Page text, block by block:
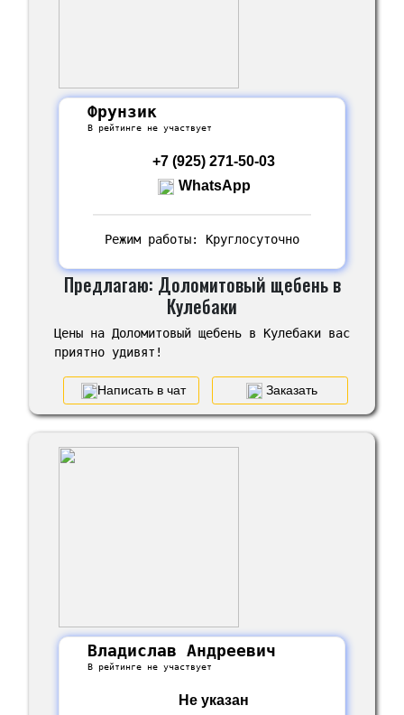
Фрунзик
В рейтинге не участвует
+7 (925) 271-50-03
WhatsApp
Режим работы: Круглосуточно
Предлагаю: Доломитовый щебень в
Кулебаки
Цены на Доломитовый щебень в Кулебаки вас
приятно удивят!
Написать в чат Заказать
Владислав Андреевич
В рейтинге не участвует
Не указан